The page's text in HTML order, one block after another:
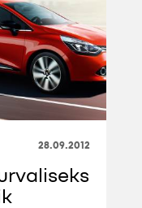
28.09.2012